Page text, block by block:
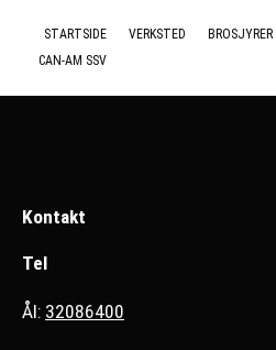
STARTSIDE VERKSTED
BROSJYRER
CAN-AM SSV
Kontakt
Tel
Ål: 32086400